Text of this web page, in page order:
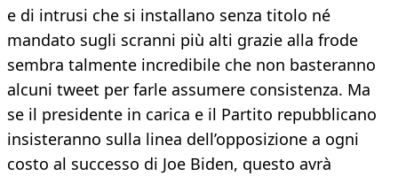
e di intrusi che si installano senza titolo né
mandato sugli scranni più alti grazie alla frode
sembra talmente incredibile che non basteranno
alcuni tweet per farle assumere consistenza. Ma
se il presidente in carica e il Partito repubblicano
insisteranno sulla linea dell’opposizione a ogni
costo al successo di Joe Biden, questo avrà